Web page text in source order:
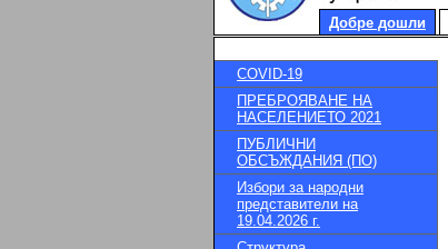
Добре дошли
COVID-19
ПРЕБРОЯВАНЕ НА
НАСЕЛЕНИЕТО 2021
ПУБЛИЧНИ
ОБСЪЖДАНИЯ (ПО)
Избори за народни
представители на
19.04.2026 г.